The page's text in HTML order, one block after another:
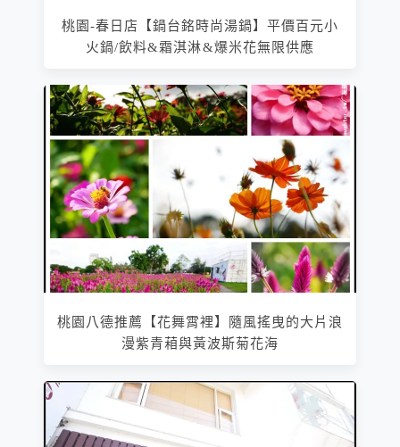
桃園-春日店【鍋台銘時尚湯鍋】平價百元小
火鍋/飲料&霜淇淋&爆米花無限供應
桃園八德推薦【花舞霄裡】隨風搖曳的大片浪
漫紫青葙與黃波斯菊花海